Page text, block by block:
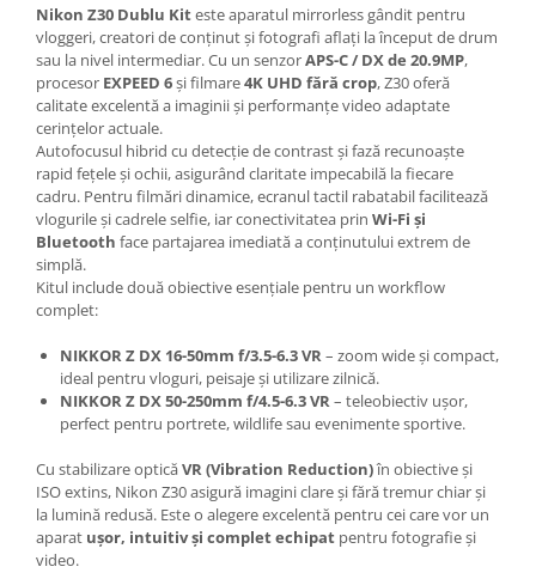
Telecomenzi
LCD protectie
Recordere audio digitale
Acumulatori si baterii
Acumulatori Foto
Acumulatori AA/AAA (R6/R3)) si
incarcatoare
Baterii
Incarcatoare acumulatori Foto-
Video
Tablete grafice
Adaptoare pentru convertoare sau
Alimentatoare 220V
Cabluri
Carcase de tip Cage, pentru
integrare in sisteme video
Nikon Z30 Dublu Kiteste aparatul mirrorless gândit pentru
vloggeri, creatori de conținut și fotografi aflați la început de drum
sau la nivel intermediar. Cu un senzorAPS-C / DX de 20.9MP,
procesor EXPEED 6și filmare4K UHD fără crop, Z30 oferă
calitate excelentă a imaginii și performanțe video adaptate
cerințelor actuale.
Autofocusul hibrid cu detecție de contrast și fază recunoaște
rapid fețele și ochii, asigurând claritate impecabilă la fiecare
cadru. Pentru filmări dinamice, ecranul tactil rabatabil facilitează
vlogurile și cadrele selfie, iar conectivitatea prin Wi-Fi și
Bluetooth face partajarea imediată a conținutului extrem de
simplă.
Kitul include două obiective esențiale pentru un workflow
complet:
NIKKOR Z DX 16-50mm f/3.5-6.3 VR– zoom wide și compact,
ideal pentru vloguri, peisaje și utilizare zilnică.
NIKKOR Z DX 50-250mm f/4.5-6.3 VR– teleobiectiv ușor,
perfect pentru portrete, wildlife sau evenimente sportive.
Cu stabilizare opticăVR (Vibration Reduction)în obiective și
ISO extins, Nikon Z30 asigură imagini clare și fără tremur chiar și
la lumină redusă. Este o alegere excelentă pentru cei care vor un
aparat ușor, intuitiv și complet echipat pentru fotografie și
video.